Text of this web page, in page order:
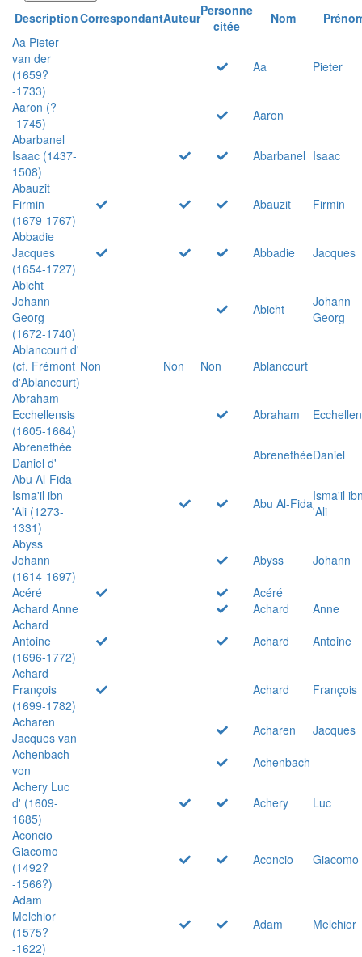
DescriptionCorrespondantAuteurPersonne
citée
Nom
Aa Pieter
van der
(1659?
-1733)
Aa Pieter
Aaron (?
-1745)
Aaron
Abarbanel
Isaac (1437-
1508)
Abarbanel Isaac
Abauzit
Firmin
(1679-1767)
Abauzit
Firmin
Abbadie
Jacques
(1654-1727)
Abbadie
Jacques
Abicht
Johann
Georg
(1672-1740)
Abicht
Johann
Georg
Ablancourt d'
(cf. Frémont
d'Ablancourt)
Non Non Non
Ablancourt
Abraham
Ecchellensis
(1605-1664)
Abraham
Abrenethée
Daniel d'
AbrenethéeDaniel
Abu Al-Fida
Isma'il ibn
'Ali (1273-
1331)
Abu Al-FidaIsma'il
'Ali
Abyss
Johann
(1614-1697)
Abyss
Johann
Acéré
Acéré
Achard Anne
Achard
Anne
Achard
Antoine
(1696-1772)
Achard
Antoine
Achard
François
(1699-1782)
Achard
François
Acharen
Jacques van
Acharen
Jacques
Achenbach
von
Achenbach
Achery Luc
d' (1609-
1685)
Achery
Luc
Aconcio
Giacomo
(1492?
-1566?)
Aconcio Giacomo
Adam
Melchior
(1575?
-1622)
Adam Melchior